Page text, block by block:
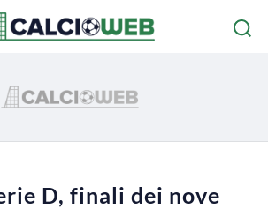
D, finali dei nove